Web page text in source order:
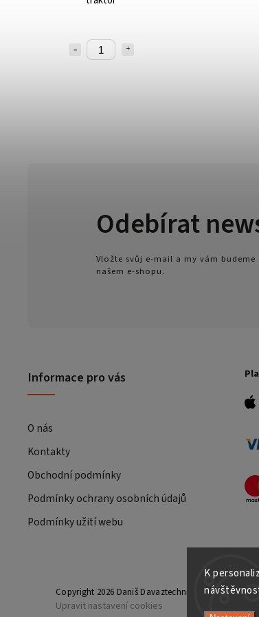
K
Odebírat
Vložte svůj e-mail a my vám
našem e-shopu.
Informace pro vás
O nás
Kontakty
Obchodní podmínky
Podmínky ochrany osobních údajů
Podmínky užití webu
Copyright 2026 Daniš Davaztechnik . Všechna
Upravit nastavení cookies